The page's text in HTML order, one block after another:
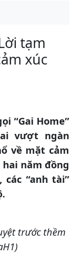
tạm
xúc
“Gai Home”
vượt ngàn
về mặt cảm
năm đồng
“anh tài”
trước thềm